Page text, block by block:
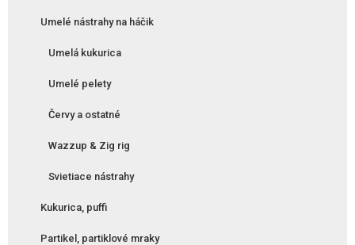
Umelé nástrahy na háčik
Umelá kukurica
Umelé pelety
Červy a ostatné
Wazzup & Zig rig
Svietiace nástrahy
Kukurica, puffi
Partikel, partiklové mraky